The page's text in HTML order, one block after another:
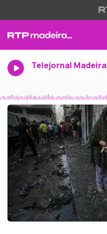
Telejornal Madeira